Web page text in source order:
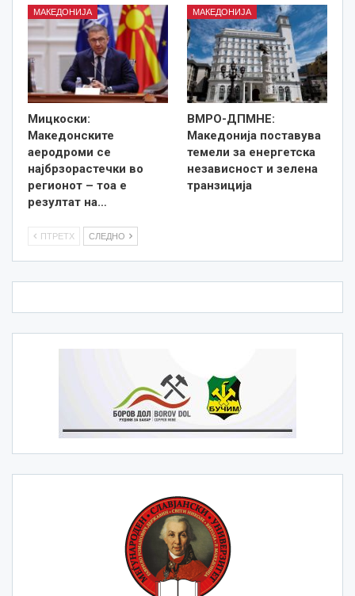
МАКЕДОНИЈА
Мицкоски:
Македонските
аеродроми се
најбрзорастечки во
регионот – тоа е
резултат на…
МАКЕДОНИЈА
ВМРО-ДПМНЕ:
Македонија поставува
темели за енергетска
независност и зелена
транзиција
ПТРЕТХ СЛЕДНО